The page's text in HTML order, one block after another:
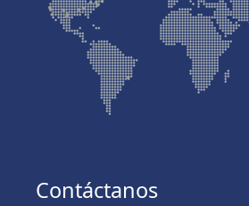
Contáctanos